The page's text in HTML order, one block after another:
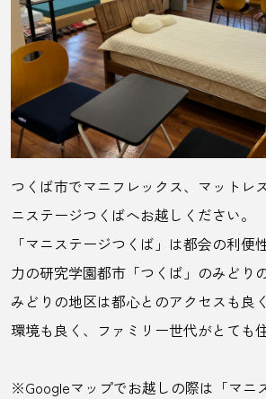
つくば市でマニフレックス、マットレ
ニステージつくばへお越しください。
「マニステージつくば」は都会の利便
力の研究学園都市「つくば」のみどり
みどりの地区は都心とのアクセスも良
環境も良く、ファミリー世代がとても
※Googleマップでお越しの際は「マニ